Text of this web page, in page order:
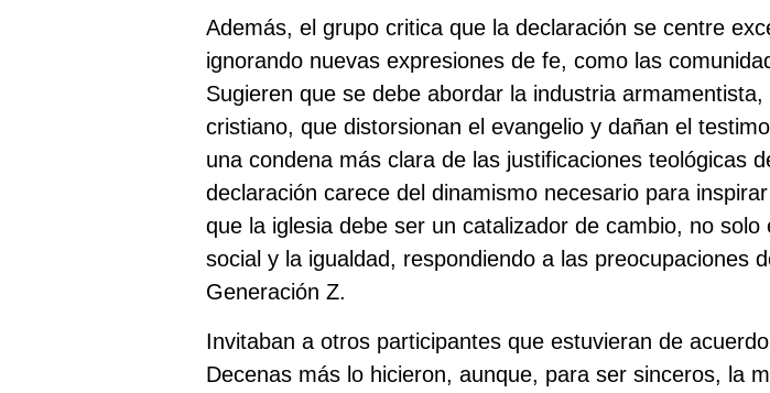
Además, el grupo critica que la declaración se centre
ignorando nuevas expresiones de fe, como las
Sugieren que se debe abordar la industria
cristiano, que distorsionan el evangelio y dañan el
una condena más clara de las justificaciones teológicas
declaración carece del dinamismo necesario para
que la iglesia debe ser un catalizador de cambio, no
social y la igualdad, respondiendo a las preocupaciones
Generación Z.
Invitaban a otros participantes que estuvieran de
Decenas más lo hicieron, aunque, para ser sinceros, la